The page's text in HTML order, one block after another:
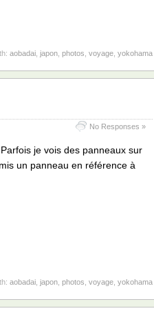
aobadai, japon, photos voyage, yokohama
No Responses »
je vois des panneaux sur
un panneau en référence à
aobadai, japon, photos voyage, yokohama